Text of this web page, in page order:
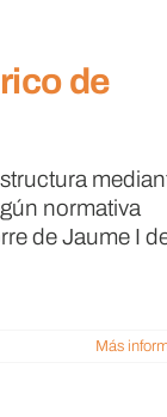
de
normativa
de Jaume I
Más